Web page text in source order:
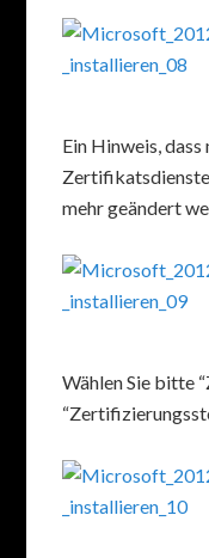
Ein Hinweis,
mehr geändert
Wählen Sie bitte